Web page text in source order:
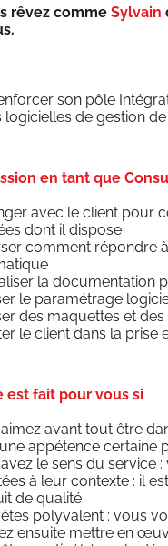
rêvez comme Syl­vain
son pôle
de ges­tion de
en tant que
avec le client pour
dont il dispose
com­ment répondre
la docu­men­ta­tion
le para­mé­trage
des maquettes et
le client dans la prise
est fait pour vous si
avant tout être
appé­tence cer­taine
le sens du ser­vice
à leur contexte : il
de qualité
poly­va­lent : vous
ensuite mettre en